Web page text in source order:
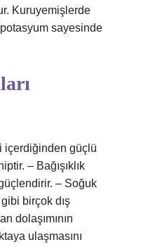
Kuruyemişlerde
sayesinde
içerdiğinden güçlü
– Bağışıklık
– Soğuk
birçok dış
dolaşımının
ulaşmasını